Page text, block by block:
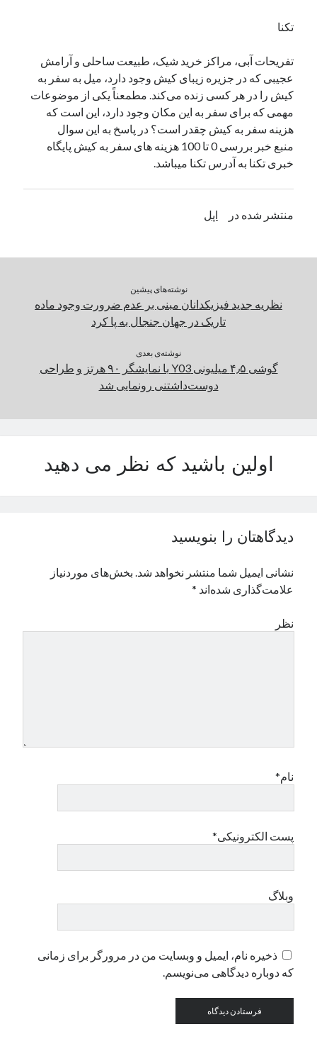
تکنا
تفریحات آبی، مراکز خرید شیک، طبیعت ساحلی و آرامش
عجیبی که در جزیره زیبای کیش وجود دارد،‌ میل به سفر به
کیش را در هر کسی زنده می‌کند. مطمعناً یکی از موضوعات
مهمی که برای سفر به این مکان وجود دارد، این است که
هزینه سفر به کیش چقدر است؟ در پاسخ به این سوال
منبع خبر بررسی 0 تا 100 هزینه های سفر به کیش پایگاه
خبری تکنا به آدرس تکنا میباشد.
منتشر شده در اپل
نوشته‌های پیشین
نظریه جدید فیزیکدانان مبنی بر عدم ضرورت وجود ماده
تاریک در جهان جنجال به پا کرد
نوشته‌ی بعدی
گوشی ۴٫۵ میلیونی Y03 با نمایشگر ۹۰ هرتز و طراحی
دوست‌داشتنی رونمایی شد
اولین باشید که نظر می دهید
دیدگاهتان را بنویسید
نشانی ایمیل شما منتشر نخواهد شد. بخش‌های موردنیاز
علامت‌گذاری شده‌اند *
نظر
نام*
پست الکترونیکی*
وبلاگ
ذخیره نام، ایمیل و وبسایت من در مرورگر برای زمانی
که دوباره دیدگاهی می‌نویسم.